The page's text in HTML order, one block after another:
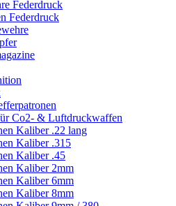
Federdruck
Federdruck
Co2- & Luftdruckwaffen
Kaliber .22 lang
Kaliber .315
Kaliber .45
Kaliber 2mm
Kaliber 6mm
Kaliber 8mm